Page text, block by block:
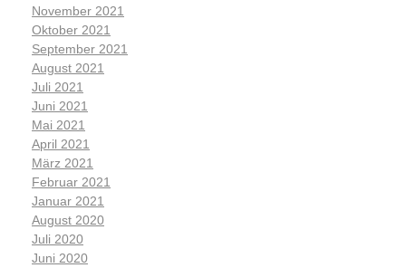
November 2021
Oktober 2021
September 2021
August 2021
Juli 2021
Juni 2021
Mai 2021
April 2021
März 2021
Februar 2021
Januar 2021
August 2020
Juli 2020
Juni 2020